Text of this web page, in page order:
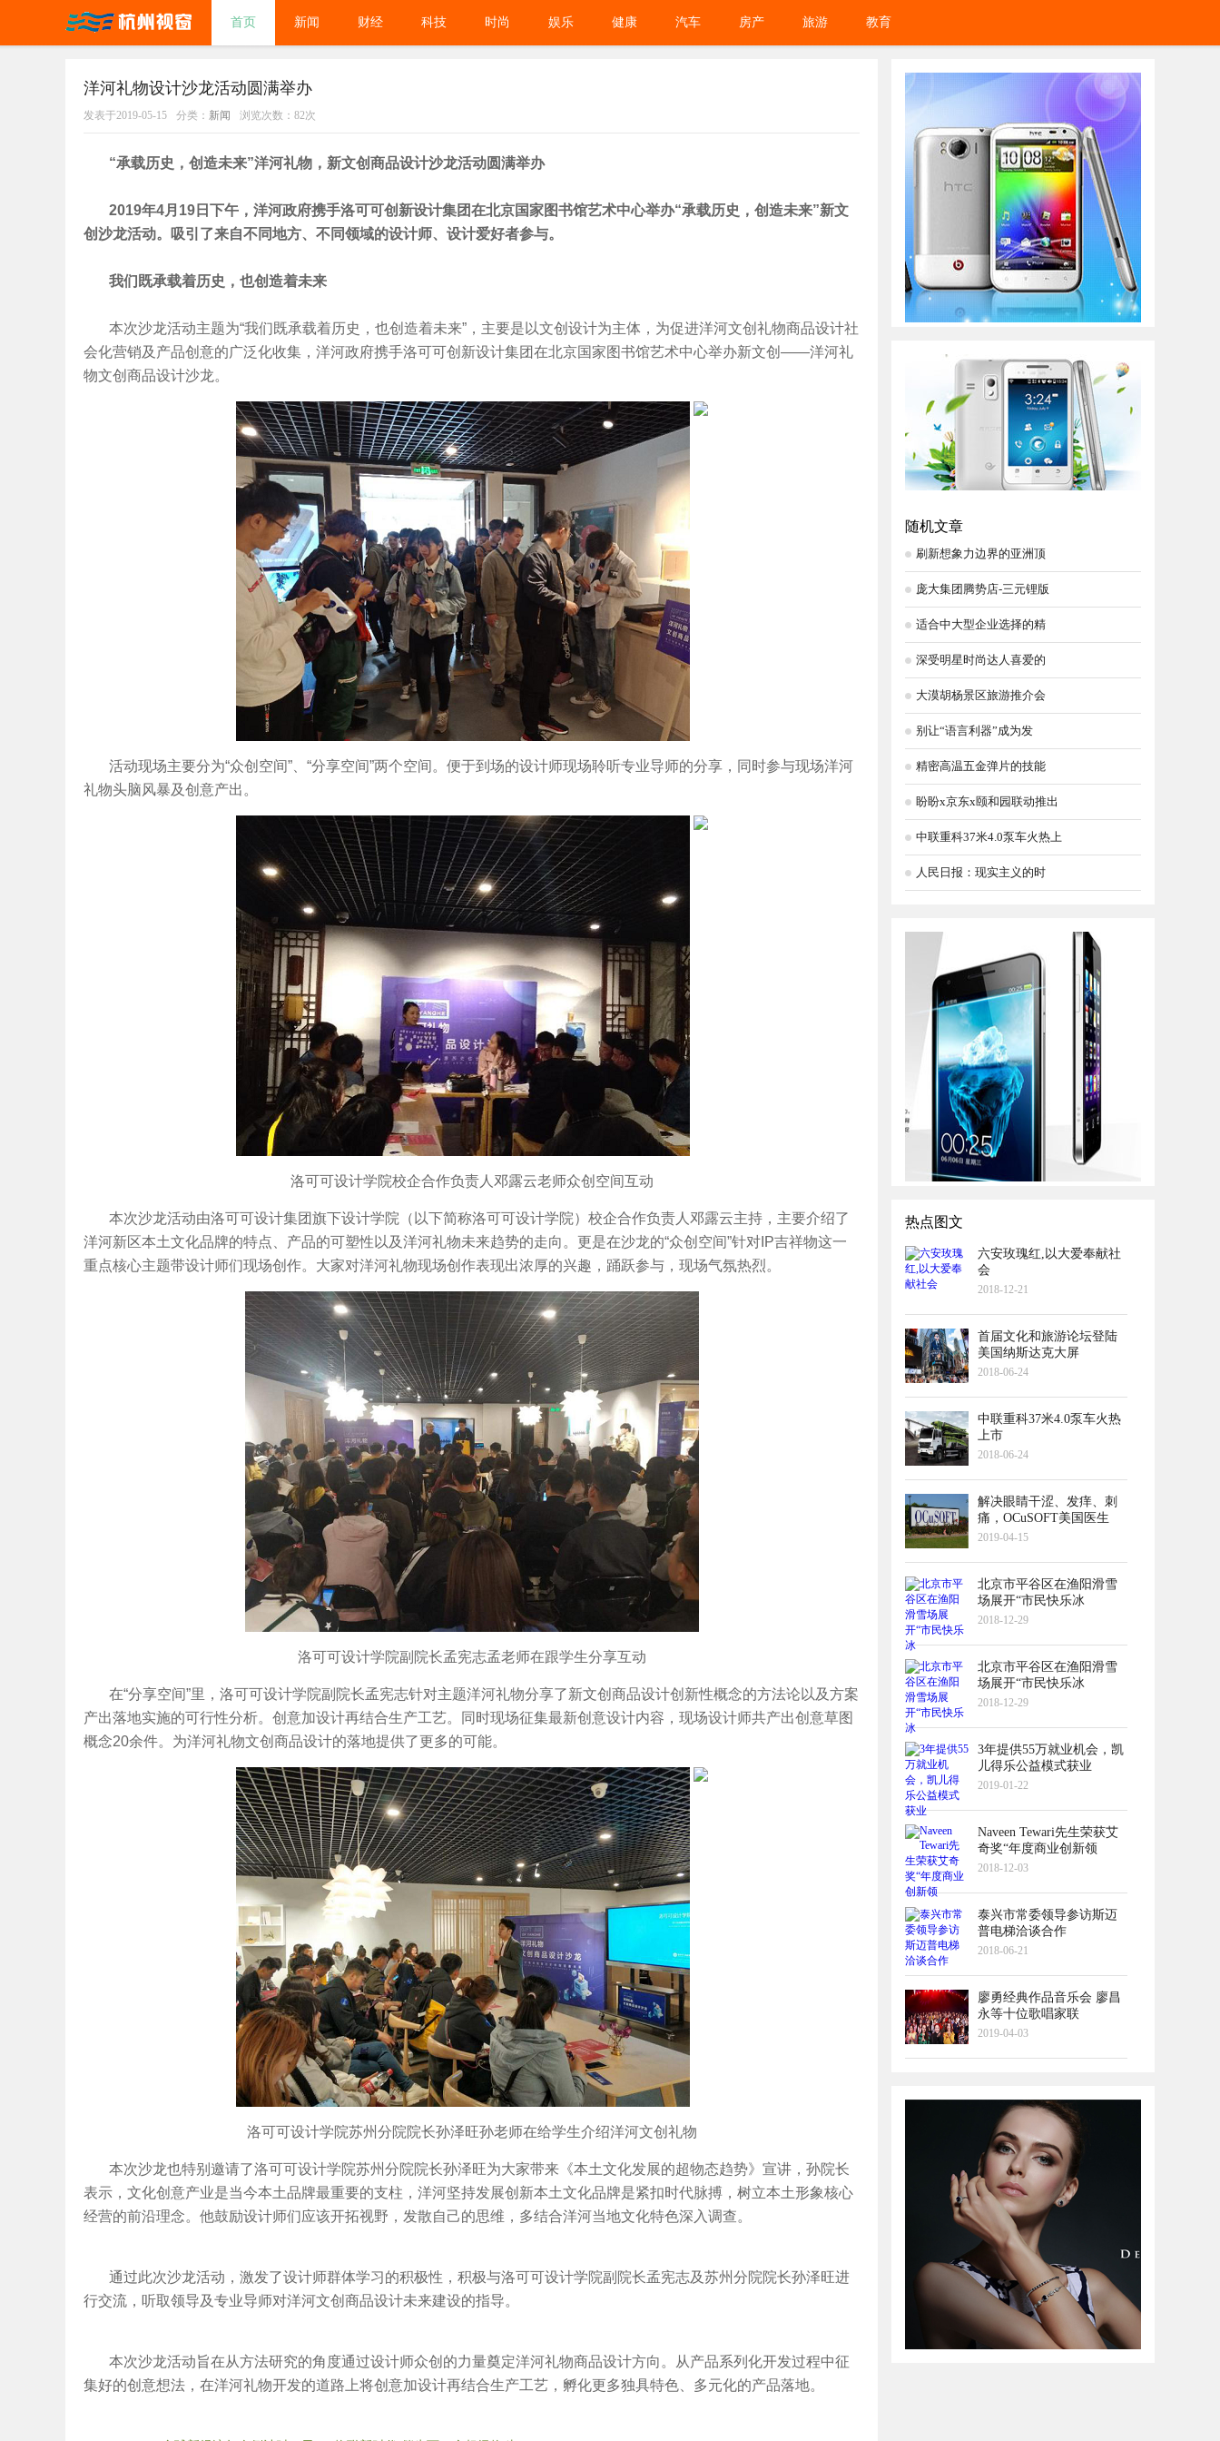
首页 新闻 财经 科技 时尚 娱乐 健康 汽车 房产 旅游 教育
洋河礼物设计沙龙活动圆满举办
发表于2019-05-15 分类： 新闻 浏览次数：82次
“承载历史，创造未来”洋河礼物，新文创商品设计沙龙活动圆满举办
2019年4月19日下午，洋河政府携手洛可可创新设计集团在北京国家图书馆艺术中心举办“承载历史，创造未来”新文
创沙龙活动。吸引了来自不同地方、不同领域的设计师、设计爱好者参与。
我们既承载着历史，也创造着未来
本次沙龙活动主题为“我们既承载着历史，也创造着未来”，主要是以文创设计为主体，为促进洋河文创礼物商品设计社
会化营销及产品创意的广泛化收集，洋河政府携手洛可可创新设计集团在北京国家图书馆艺术中心举办新文创——洋河礼
物文创商品设计沙龙。
活动现场主要分为“众创空间”、“分享空间”两个空间。便于到场的设计师现场聆听专业导师的分享，同时参与现场洋河
礼物头脑风暴及创意产出。
洛可可设计学院校企合作负责人邓露云老师众创空间互动
本次沙龙活动由洛可可设计集团旗下设计学院（以下简称洛可可设计学院）校企合作负责人邓露云主持，主要介绍了
洋河新区本土文化品牌的特点、产品的可塑性以及洋河礼物未来趋势的走向。更是在沙龙的“众创空间”针对IP吉祥物这一
重点核心主题带设计师们现场创作。大家对洋河礼物现场创作表现出浓厚的兴趣，踊跃参与，现场气氛热烈。
洛可可设计学院副院长孟宪志孟老师在跟学生分享互动
在“分享空间”里，洛可可设计学院副院长孟宪志针对主题洋河礼物分享了新文创商品设计创新性概念的方法论以及方案
产出落地实施的可行性分析。创意加设计再结合生产工艺。同时现场征集最新创意设计内容，现场设计师共产出创意草图
概念20余件。为洋河礼物文创商品设计的落地提供了更多的可能。
洛可可设计学院苏州分院院长孙泽旺孙老师在给学生介绍洋河文创礼物
本次沙龙也特别邀请了洛可可设计学院苏州分院院长孙泽旺为大家带来《本土文化发展的超物态趋势》宣讲，孙院长
表示，文化创意产业是当今本土品牌最重要的支柱，洋河坚持发展创新本土文化品牌是紧扣时代脉搏，树立本土形象核心
经营的前沿理念。他鼓励设计师们应该开拓视野，发散自己的思维，多结合洋河当地文化特色深入调查。
通过此次沙龙活动，激发了设计师群体学习的积极性，积极与洛可可设计学院副院长孟宪志及苏州分院院长孙泽旺进
行交流，听取领导及专业导师对洋河文创商品设计未来建设的指导。
本次沙龙活动旨在从方法研究的角度通过设计师众创的力量奠定洋河礼物商品设计方向。从产品系列化开发过程中征
集好的创意想法，在洋河礼物开发的道路上将创意加设计再结合生产工艺，孵化更多独具特色、多元化的产品落地。
随机文章
刷新想象力边界的亚洲顶
庞大集团腾势店-三元锂版
适合中大型企业选择的精
深受明星时尚达人喜爱的
大漠胡杨景区旅游推介会
别让“语言利器”成为发
精密高温五金弹片的技能
盼盼x京东x颐和园联动推出
中联重科37米4.0泵车火热上
人民日报：现实主义的时
热点图文
六安玫瑰红,以大爱奉献社
会
2018-12-21
首届文化和旅游论坛登陆
美国纳斯达克大屏
2018-06-24
中联重科37米4.0泵车火热
上市
2018-06-24
解决眼睛干涩、发痒、刺
痛，OCuSOFT美国医生
2019-04-15
北京市平谷区在渔阳滑雪
场展开“市民快乐冰
2018-12-29
北京市平谷区在渔阳滑雪
场展开“市民快乐冰
2018-12-29
3年提供55万就业机会，凯
儿得乐公益模式获业
2019-01-22
Naveen Tewari先生荣获艾
奇奖“年度商业创新领
2018-12-03
泰兴市常委领导参访斯迈
普电梯洽谈合作
2018-06-21
廖勇经典作品音乐会 廖昌
永等十位歌唱家联
2019-04-03